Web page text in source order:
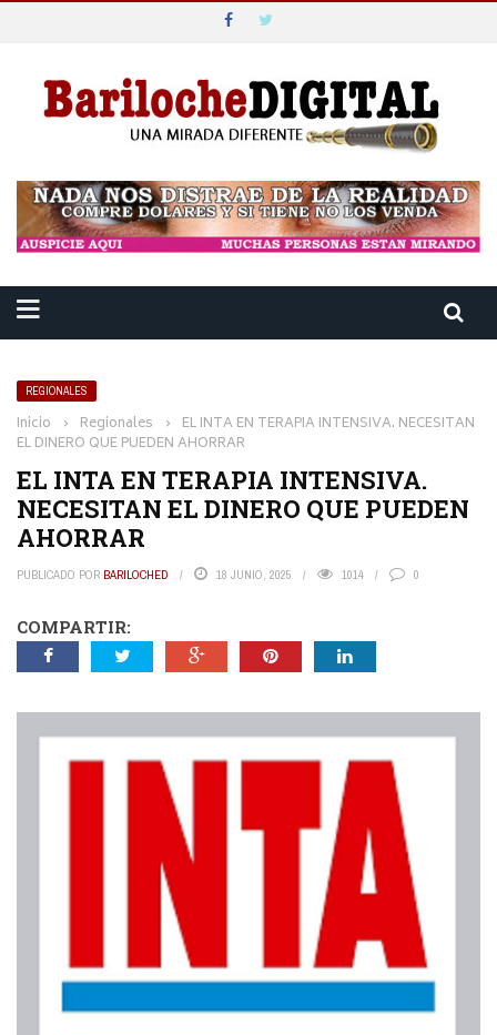
REGIONALES
Inicio › Regionales › EL INTA EN TERAPIA INTENSIVA. NECESITAN
EL DINERO QUE PUEDEN AHORRAR
EL INTA EN TERAPIA INTENSIVA.
NECESITAN EL DINERO QUE PUEDEN
AHORRAR
PUBLICADO POR BARILOCHED 18 JUNIO, 2025 1014 0
COMPARTIR: